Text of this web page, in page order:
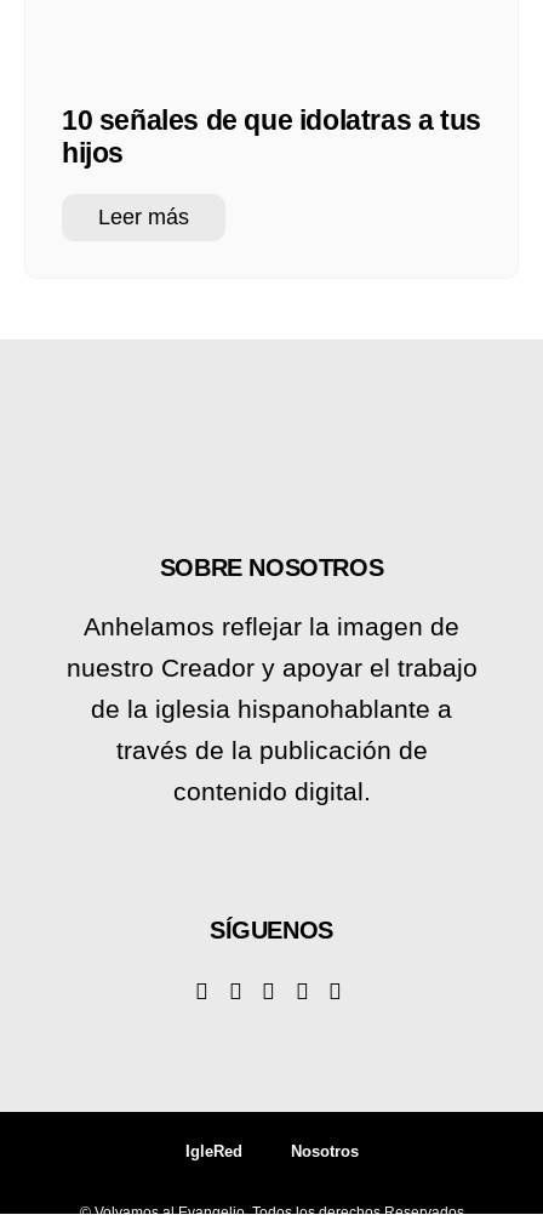
10 señales de que idolatras a tus
hijos
Leer más
SOBRE NOSOTROS
Anhelamos reflejar la imagen de
nuestro Creador y apoyar el trabajo
de la iglesia hispanohablante a
través de la publicación de
contenido digital.
SÍGUENOS
IgleRed Nosotros